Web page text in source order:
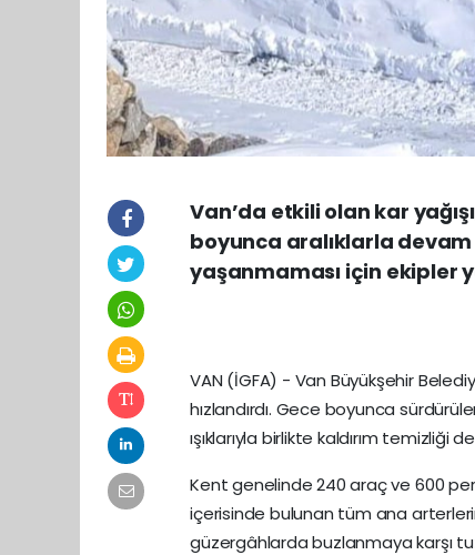
Van’da etkili olan kar
boyunca aralıklarla devam
yaşanmaması için ekipler
VAN (İGFA) - Van Büyükşehir
hızlandırdı. Gece boyunca
ışıklarıyla birlikte kaldırım temizliği
Kent genelinde 240 araç ve 600
içerisinde bulunan tüm ana
güzergâhlarda buzlanmaya karşı